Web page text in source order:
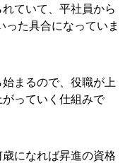
ていて、平社員から
った具合になっていま
まるので、役職が上
っていく仕組みで
になれば昇進の資格